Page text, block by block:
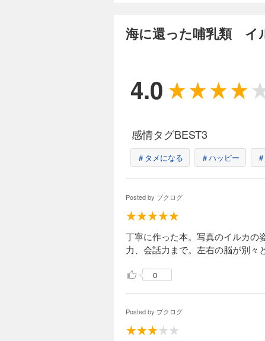
海に還った哺乳類 イ
4.0
感情タグBEST3
＃タメになる ＃ハッピー
Posted by ブクログ
丁寧に作った本。写真のイルカの
力、会話力まで。左右の脳が別々
0
Posted by ブクログ